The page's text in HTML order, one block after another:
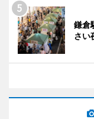
鎌倉
さい